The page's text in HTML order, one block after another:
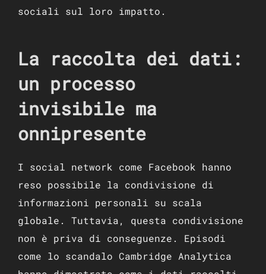
sociali sul loro impatto.
La raccolta dei dati:
un processo
invisibile ma
onnipresente
I social network come Facebook hanno
reso possibile la condivisione di
informazioni personali su scala
globale. Tuttavia, questa condivisione
non è priva di conseguenze. Episodi
come lo scandalo Cambridge Analytica